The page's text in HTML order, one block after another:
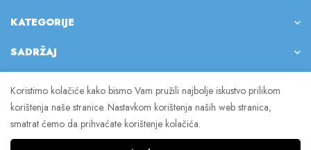
KATEGORIJE
SADRŽAJ
© 2023 Lively Pharm. Sva prava pridržana.
Koristimo kolačiće kako bismo Vam pružili najbolje iskustvo prilikom
korištenja naše stranice. Nastavkom korištenja naših web stranica,
smatrat ćemo da prihvaćate korištenje kolačića.